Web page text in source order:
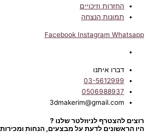
החזרות וזיכויים
תמונות הנצחה
Facebook Instagram Whatsapp
דברו איתנו
03-5612999
0506988937
3dmakerim@gmail.com
רוצים להצטרף לניוזלטר שלנו ?
היו הראשונים לדעת על מבצעים, הנחות ומכירות